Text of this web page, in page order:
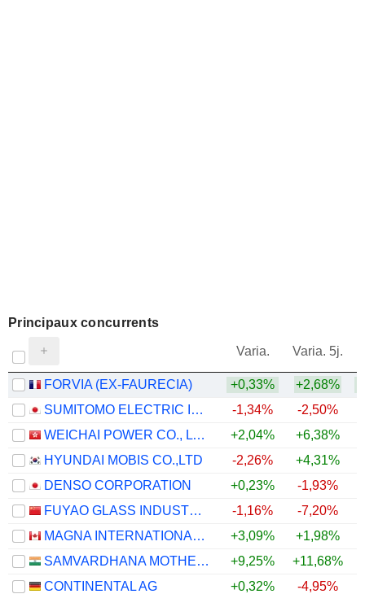
Principaux concurrents
Varia. Varia. 5j.
FORVIA (EX-FAURECIA)
+0,33% +2,68%
SUMITOMO ELECTRIC INDUSTRIES, LTD.
-1,34% -2,50%
WEICHAI POWER CO., LTD.
+2,04% +6,38%
HYUNDAI MOBIS CO.,LTD
-2,26% +4,31%
DENSO CORPORATION
+0,23% -1,93%
FUYAO GLASS INDUSTRY GROUP CO., LTD.
-1,16% -7,20%
MAGNA INTERNATIONAL INC.
+3,09% +1,98%
SAMVARDHANA MOTHERSON INTERNATIONAL LIMITED
+9,25% +11,68%
CONTINENTAL AG
+0,32% -4,95%